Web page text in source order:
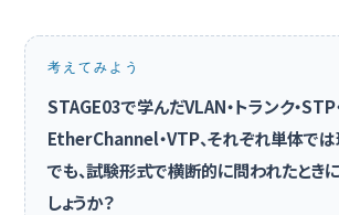
考えてみよう
STAGE03で学んだVLAN・トランク・STP
EtherChannel・VTP、それぞれ単体では
でも、試験形式で横断的に問われたとき
しょうか？